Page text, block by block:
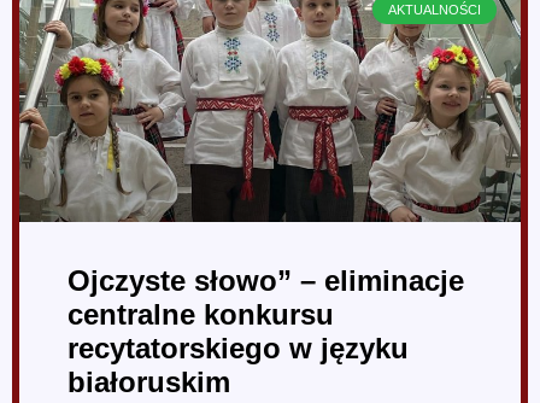
AKTUALNOŚCI
Ojczyste słowo” – eliminacje
centralne konkursu
recytatorskiego w języku
białoruskim